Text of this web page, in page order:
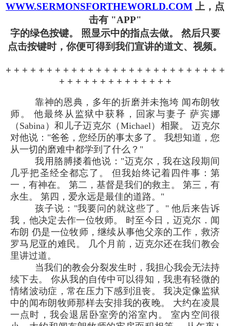
WWW.SERMONSFORTHEWORLD.COM 上，点
击有 "APP"
字的绿色按键。 照显示中的指点去做。 然后只要
点击按键时，你便可得到我们宣讲的道文、视频。
+ + + + + + + + + + + + + + + + + + + + + + + + + + +
+ + + + + + + + + + + + + +
靠神的恩典，多年的折磨并未拖垮 闻布朗牧
师。 他最终从监狱中获释，回家与妻子 萨宾娜
（Sabina）和儿子迈克尔（Michael）相聚。 迈克尔
对他说："爸爸，您经历的事太多了。 我想知道，您
从一切的磨难中都学到了什么？"
我用胳膊搂着他说："迈克尔，我在这段期间
几乎把圣经全都忘了。 但我始终记着四件事：第
一，有神在。 第二，基督是我们的救主。 第三，有
永生。 第四，爱永远是最佳的道路。"
孩子说："我要问的就这些了。" 他后来告诉
我，他决定去作一位牧师。 时至今日，迈克尔．闻
布朗 仍是一位牧师，继续从事他父亲的工作，救济
罗马尼亚的难民。 几个月前，迈克尔还在我们教会
里讲过道。
当我们的教会分裂发生时，我担心我会无法持
续下去。 你从我的自传中可以得知，我患有轻微的
情绪波动症，常在压力下感到沮丧。 我决定像监狱
中的闻布朗牧师那样去安排我的夜晚。 大约在凌晨
一点时，我会退居卧室旁的浴室内。 室内空间很